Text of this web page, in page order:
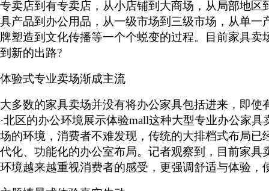
专卖店到有专卖店，从小店铺到大商场，从局部地
具产品到办公用品，从一级市场到三级市场，从单
牌塑造到文化传播等一个个蜕变的过程。目前家具
到新的出路?
体验式专业卖场渐成主流
大多数的家具卖场并没有将办公家具包括进来，即
·北区的办公环境展示体验mall这种大型专业办公家
场的环境，消费者不难发现，传统的大排档式布局
代化、功能化的办公室布局。记者观察到，目前家
环境越来越重视消费者的感受，更强调舒适与体验，